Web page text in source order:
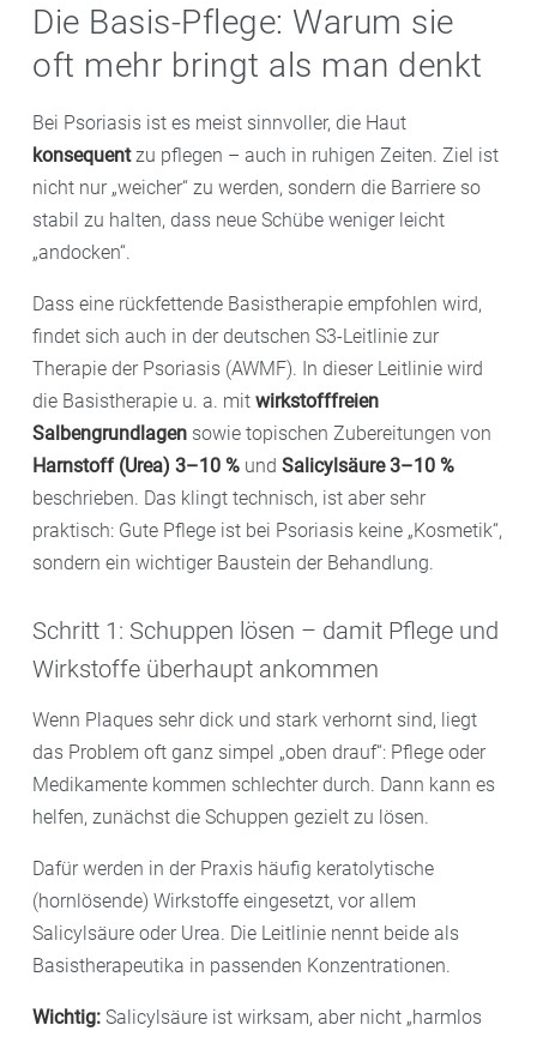
Die Basis-Pflege: Warum sie
oft mehr bringt als man denkt
Bei Psoriasis ist es meist sinnvoller, die Haut
konsequentzu pflegen – auch in ruhigen Zeiten. Ziel ist
nicht nur „weicher“ zu werden, sondern die Barriere so
stabil zu halten, dass neue Schübe weniger leicht
„andocken“.
Dass eine rückfettende Basistherapie empfohlen wird,
findet sich auch in der deutschen S3-Leitlinie zur
Therapie der Psoriasis (AWMF). In dieser Leitlinie wird
die Basistherapie u. a. mit wirkstofffreien
Salbengrundlagen sowie topischen Zubereitungen von
Harnstoff (Urea) 3–10 % und Salicylsäure 3–10 %
beschrieben. Das klingt technisch, ist aber sehr
praktisch: Gute Pflege ist bei Psoriasis keine „Kosmetik“,
sondern ein wichtiger Baustein der Behandlung.
Schritt 1: Schuppen lösen – damit Pflege und
Wirkstoffe überhaupt ankommen
Wenn Plaques sehr dick und stark verhornt sind, liegt
das Problem oft ganz simpel „oben drauf“: Pflege oder
Medikamente kommen schlechter durch. Dann kann es
helfen, zunächst die Schuppen gezielt zu lösen.
Dafür werden in der Praxis häufig keratolytische
(hornlösende) Wirkstoffe eingesetzt, vor allem
Salicylsäure oder Urea. Die Leitlinie nennt beide als
Basistherapeutika in passenden Konzentrationen.
Wichtig: Salicylsäure ist wirksam, aber nicht „harmlos